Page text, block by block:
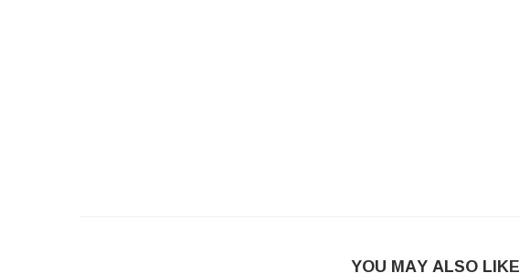
YOU MAY ALSO LIKE